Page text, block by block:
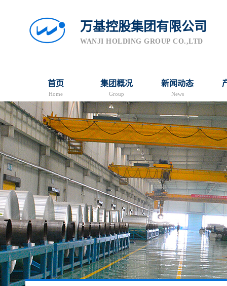
万基控股集团有限公司
WANJI HOLDING GROUP CO.,LTD
首页
Home
集团概况
Group
新闻动态
News